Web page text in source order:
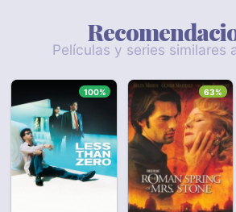
Películas y series similares
100% 63%